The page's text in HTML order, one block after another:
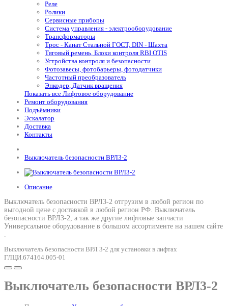
Реле
Ролики
Сервисные приборы
Система управления - электрооборудование
Трансформаторы
Трос - Канат Стальной ГОСТ, DIN - Шахта
Тяговый ремень, Блоки контроля RBI OTIS
Устройства контроля и безопасности
Фотозавесы, фотобарьеры, фотодатчики
Частотный преобразователь
Энкодер, Датчик вращения
Показать все Лифтовое оборудование
Ремонт оборудования
Подъёмники
Эскалатор
Доставка
Контакты
Выключатель безопасности ВРЛ3-2
Описание
Выключатель безопасности ВРЛ3-2 отгрузим в любой регион по
выгодной цене с доставкой в любой регион РФ. Выключатель
безопасности ВРЛ3-2, а так же другие лифтовые запчасти
Универсальное оборудование в большом ассортименте на нашем сайте
.
Выключатель безопасности ВРЛ 3-2 для установки в лифтах
ГЛЦИ.674164.005-01
Выключатель безопасности ВРЛ3-2